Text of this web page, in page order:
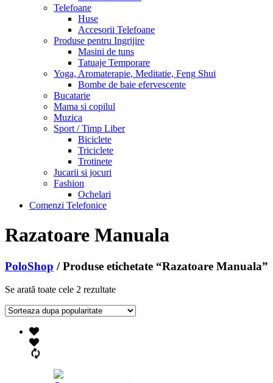
Telefoane
Huse
Accesorii Telefoane
Produse pentru Ingrijire
Masini de tuns
Tatuaje Temporare
Yoga, Aromaterapie, Meditatie, Feng Shui
Bombe de baie efervescente
Bucatarie
Mama si copilul
Muzica
Sport / Timp Liber
Biciclete
Triciclete
Trotinete
Jucarii si jocuri
Fashion
Ochelari
Comenzi Telefonice
Razatoare Manuala
PoloShop / Produse etichetate “Razatoare Manuala”
Se arată toate cele 2 rezultate